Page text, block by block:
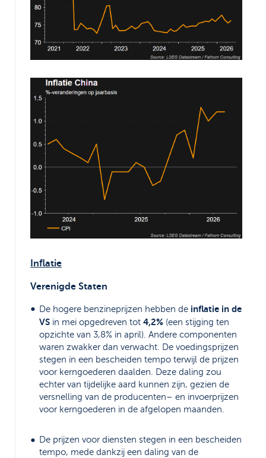
Inflatie
Verenigde Staten
De hogere benzineprijzen hebben de inflatie in de
VS in mei opgedreven tot 4,2% (een stijging ten
opzichte van 3,8% in april). Andere componenten
waren zwakker dan verwacht. De voedingsprijzen
stegen in een bescheiden tempo terwijl de prijzen
voor kerngoederen daalden. Deze daling zou
echter van tijdelijke aard kunnen zijn, gezien de
versnelling van de producenten– en invoerprijzen
voor kerngoederen in de afgelopen maanden.
De prijzen voor diensten stegen in een bescheiden
tempo, mede dankzij een daling van de